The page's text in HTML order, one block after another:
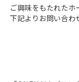
ご興味をもたれた
下記よりお問い合わ